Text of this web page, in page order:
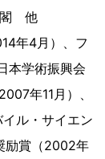
閣 他
年4月）、フ
本学術振興会
年11月）、
ル・サイエン
励賞（2002年